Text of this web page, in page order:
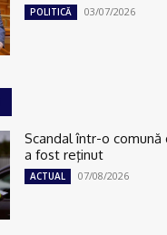
POLITICĂ 03/07/2026
Scandal într-o
a fost reţinut
ACTUAL 07/08/2026